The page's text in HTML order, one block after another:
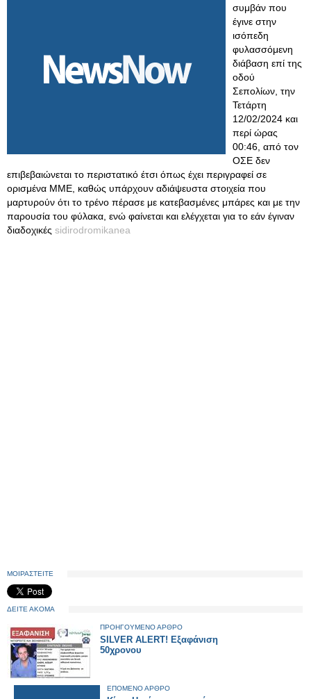
συμβάν που
έγινε στην
ισόπεδη
φυλασσόμενη
διάβαση επί της
οδού
Σεπολίων, την
Τετάρτη
12/02/2024 και
περί ώρας
00:46, από τον
ΟΣΕ δεν
επιβεβαιώνεται το περιστατικό έτσι όπως έχει περιγραφεί σε
ορισμένα ΜΜΕ, καθώς υπάρχουν αδιάψευστα στοιχεία που
μαρτυρούν ότι το τρένο πέρασε με κατεβασμένες μπάρες και με την
παρουσία του φύλακα, ενώ φαίνεται και ελέγχεται για το εάν έγιναν
διαδοχικές sidirodromikanea
ΜΟΙΡΑΣΤΕΙΤΕ
ΔΕΙΤΕ ΑΚΟΜΑ
ΠΡΟΗΓΟΥΜΕΝΟ ΑΡΘΡΟ
SILVER ALERT! Εξαφάνιση
50χρονου
ΕΠΟΜΕΝΟ ΑΡΘΡΟ